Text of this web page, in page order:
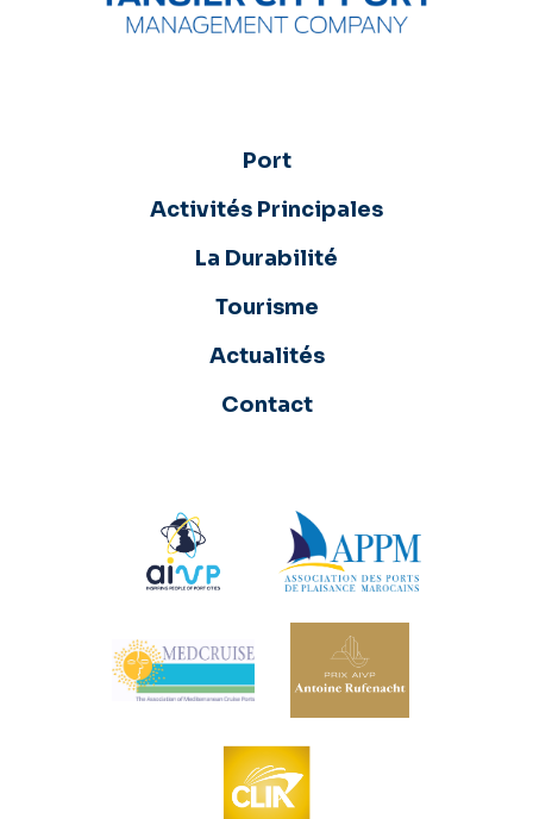
Port
Activités Principales
La Durabilité
Tourisme
Actualités
Contact